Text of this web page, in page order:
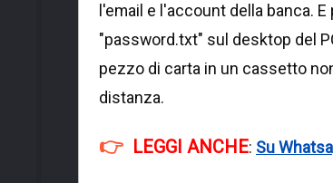
l'email e l'account della banca.
"password.txt" sul desktop del
pezzo di carta in un cassetto
distanza.
LEGGI ANCHE: Su